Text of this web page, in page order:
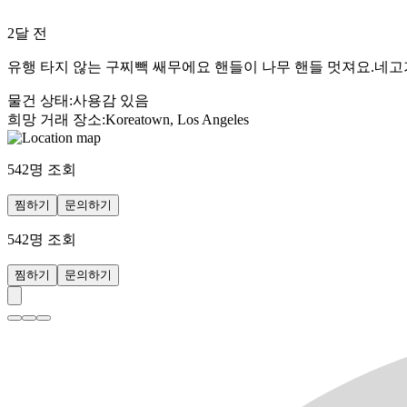
2달 전
유행 타지 않는 구찌빽 쌔무에요 핸들이 나무 핸들 멋져요.네고
물건 상태 :사용감 있음
희망 거래 장소:Koreatown, Los Angeles
542명 조회
찜하기 문의하기
542명 조회
찜하기 문의하기